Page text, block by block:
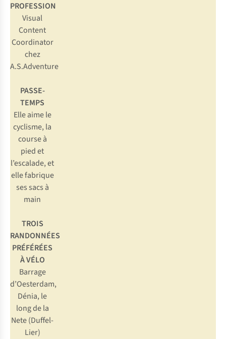
PROFESSION
Visual
Content
Coordinator
chez
A.S.Adventure
PASSE-
TEMPS
Elle aime le
cyclisme, la
course à
pied et
l’escalade, et
elle fabrique
ses sacs à
main
TROIS
RANDONNÉES
PRÉFÉRÉES
À VÉLO
Barrage
d’Oesterdam,
Dénia, le
long de la
Nete (Duffel-
Lier)